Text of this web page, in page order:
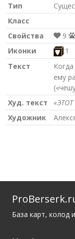
Тип
Класс
Свойства
9
Иконки
:1
Текст
ему
Худ. текст
Художник
База карт, колод